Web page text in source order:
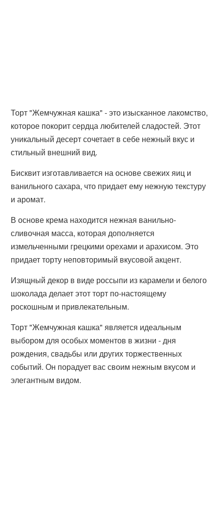
Торт "Жемчужная кашка" - это изысканное лакомство,
которое покорит сердца любителей сладостей. Этот
уникальный десерт сочетает в себе нежный вкус и
стильный внешний вид.
Бисквит изготавливается на основе свежих яиц и
ванильного сахара, что придает ему нежную текстуру
и аромат.
В основе крема находится нежная ванильно-
сливочная масса, которая дополняется
измельченными грецкими орехами и арахисом. Это
придает торту неповторимый вкусовой акцент.
Изящный декор в виде россыпи из карамели и белого
шоколада делает этот торт по-настоящему
роскошным и привлекательным.
Торт "Жемчужная кашка" является идеальным
выбором для особых моментов в жизни - дня
рождения, свадьбы или других торжественных
событий. Он порадует вас своим нежным вкусом и
элегантным видом.